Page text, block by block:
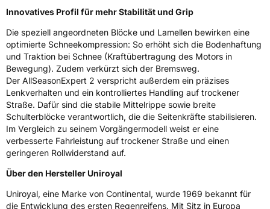
EPREL ID
643917
Allgemeine Produktsicherheit (GPSR)
HerstellerkontaktContinental Reifen Deutschland GmbH,
Continental-Plaza 1 30175 Hannover
Deutschland,
customerservice_tires@conti.de
Innovatives Profil für mehr Stabilität und Grip
Die speziell angeordneten Blöcke und Lamellen bewirken eine
optimierte Schneekompression: So erhöht sich die Bodenhaftung
und Traktion bei Schnee (Kraftübertragung des Motors in
Bewegung). Zudem verkürzt sich der Bremsweg.
Der AllSeasonExpert 2 verspricht außerdem ein präzises
Lenkverhalten und ein kontrolliertes Handling auf trockener
Straße. Dafür sind die stabile Mittelrippe sowie breite
Schulterblöcke verantwortlich, die die Seitenkräfte stabilisieren.
Im Vergleich zu seinem Vorgängermodell weist er eine
verbesserte Fahrleistung auf trockener Straße und einen
geringeren Rollwiderstand auf.
Über den Hersteller Uniroyal
Uniroyal, eine Marke von Continental, wurde 1969 bekannt für
die Entwicklung des ersten Regenreifens. Mit Sitz in Europa